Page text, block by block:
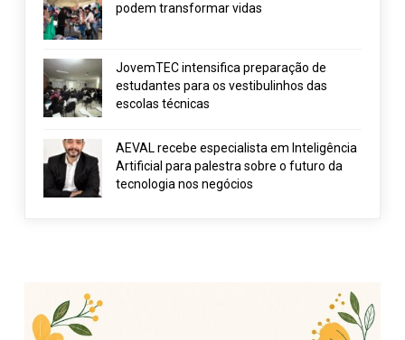
podem transformar vidas
JovemTEC intensifica preparação de
estudantes para os vestibulinhos das
escolas técnicas
AEVAL recebe especialista em Inteligência
Artificial para palestra sobre o futuro da
tecnologia nos negócios